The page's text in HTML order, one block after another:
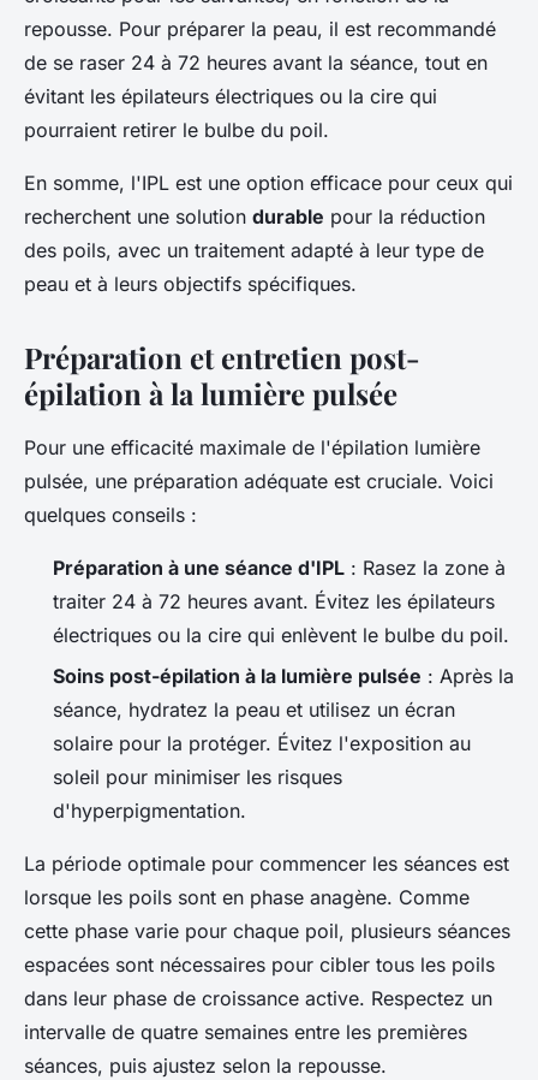
repousse. Pour préparer la peau, il est recommandé
de se raser 24 à 72 heures avant la séance, tout en
évitant les épilateurs électriques ou la cire qui
pourraient retirer le bulbe du poil.
En somme, l'IPL est une option efficace pour ceux qui
recherchent une solution durable pour la réduction
des poils, avec un traitement adapté à leur type de
peau et à leurs objectifs spécifiques.
Préparation et entretien post-
épilation à la lumière pulsée
Pour une efficacité maximale de l'épilation lumière
pulsée, une préparation adéquate est cruciale. Voici
quelques conseils :
Préparation à une séance d'IPL : Rasez la zone à
traiter 24 à 72 heures avant. Évitez les épilateurs
électriques ou la cire qui enlèvent le bulbe du poil.
Soins post-épilation à la lumière pulsée : Après la
séance, hydratez la peau et utilisez un écran
solaire pour la protéger. Évitez l'exposition au
soleil pour minimiser les risques
d'hyperpigmentation.
La période optimale pour commencer les séances est
lorsque les poils sont en phase anagène. Comme
cette phase varie pour chaque poil, plusieurs séances
espacées sont nécessaires pour cibler tous les poils
dans leur phase de croissance active. Respectez un
intervalle de quatre semaines entre les premières
séances, puis ajustez selon la repousse.